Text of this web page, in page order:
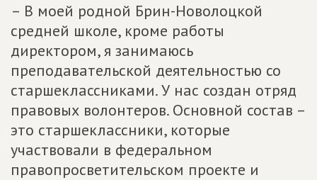
– В моей родной Брин-Новолоцкой
средней школе, кроме работы
директором, я занимаюсь
преподавательской деятельностью со
старшеклассниками. У нас создан отряд
правовых волонтеров. Основной состав –
это старшеклассники, которые
участвовали в федеральном
правопросветительском проекте и